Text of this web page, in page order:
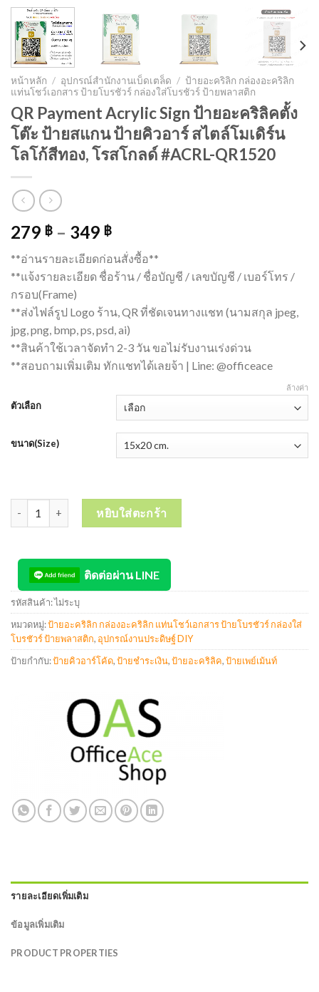
หน้าหลัก / อุปกรณ์สำนักงานเบ็ดเตล็ด / ป้ายอะคริลิก กล่องอะคริลิก
แท่นโชว์เอกสาร ป้ายโบรชัวร์ กล่องใส่โบรชัวร์ ป้ายพลาสติก
QR Payment Acrylic Sign ป้ายอะคริลิคตั้ง
โต๊ะ ป้ายสแกน ป้ายคิวอาร์ สไตล์โมเดิร์น
โลโก้สีทอง, โรสโกลด์ #ACRL-QR1520
279 ฿ – 349 ฿
**อ่านรายละเอียดก่อนสั่งซื้อ**
**แจ้งรายละเอียด ชื่อร้าน / ชื่อบัญชี / เลขบัญชี / เบอร์โทร /
กรอบ(Frame)
**ส่งไฟล์รูป Logo ร้าน, QR ที่ชัดเจนทางแชท (นามสกุล jpeg,
jpg, png, bmp, ps, psd, ai)
**สินค้าใช้เวลาจัดทำ 2-3 วัน ขอไม่รับงานเร่งด่วน
**สอบถามเพิ่มเติม ทักแชทได้เลยจ้า | Line: @officeace
ตัวเลือก
ขนาด(Size)
ล้างค่า
จำนวน QR Payment Acrylic Sign ป้ายอะคริลิคตั้งโต๊ะ ป้ายสแกน ป้า
หยิบใส่ตะกร้า
ติดต่อผ่าน LINE
รหัสสินค้า:ไม่ระบุ
หมวดหมู่:ป้ายอะคริลิก กล่องอะคริลิก แท่นโชว์เอกสาร ป้ายโบรชัวร์ กล่องใส่
โบรชัวร์ ป้ายพลาสติก, อุปกรณ์งานประดิษฐ์ DIY
ป้ายกำกับ:ป้ายคิวอาร์โค้ด,ป้ายชำระเงิน,ป้ายอะคริลิค,ป้ายเพย์เม้นท์
รายละเอียดเพิ่มเติม
ข้อมูลเพิ่มเติม
PRODUCT PROPERTIES